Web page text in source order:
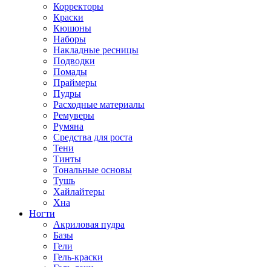
Корректоры
Краски
Кюшоны
Наборы
Накладные ресницы
Подводки
Помады
Праймеры
Пудры
Расходные материалы
Ремуверы
Румяна
Средства для роста
Тени
Тинты
Тональные основы
Тушь
Хайлайтеры
Хна
Ногти
Акриловая пудра
Базы
Гели
Гель-краски